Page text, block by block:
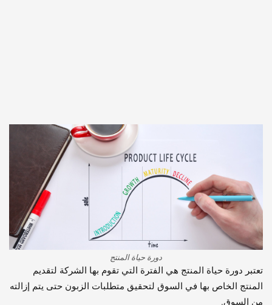
دورة حياة المنتج
تعتبر دورة حياة المنتج هي الفترة التي تقوم بها الشركة لتقديم
المنتج الخاص بها في السوق لتحقيق متطلبات الزبون حتى يتم إزالته
من السوق.